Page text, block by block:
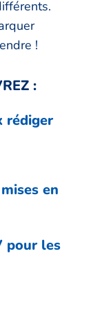
!
:
rédiger
en
pour les